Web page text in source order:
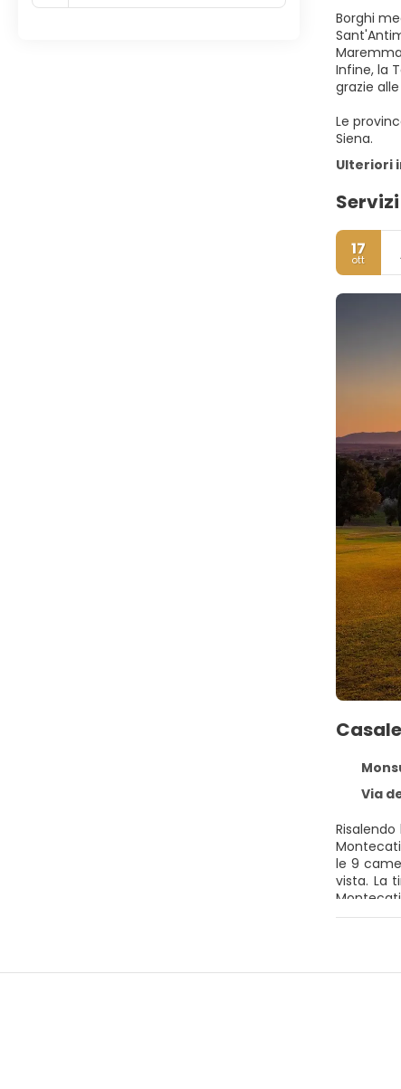
Borghi
Infine, la
grazie
Le
Siena.
Ulteriori
17
ott
Via dei
le 9
vista. La